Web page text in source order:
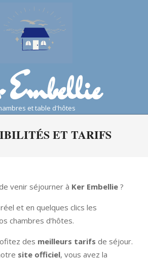
Embellie
et table d'hôtes
ET TARIFS
venir séjourner à Ker Embellie ?
et en quelques clics les
chambres d’hôtes.
des meilleurs tarifs de séjour.
site officiel, vous avez la